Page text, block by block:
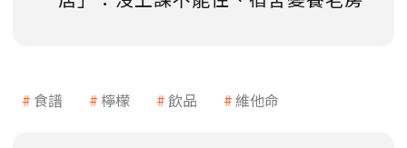
食譜 檸檬 飲品 維他命